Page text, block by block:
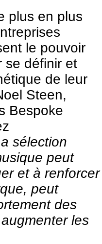
plus en plus
le pouvoir
se définir et
de leur
Steen,
Bespoke
sélection
peut
et à renforcer
peut
des
les